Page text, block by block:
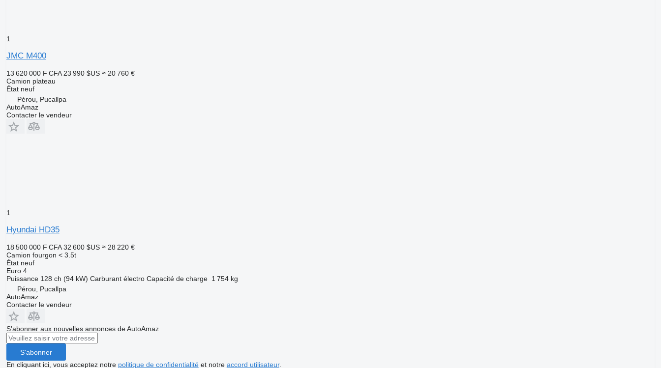
1
JMC M400
13 620 000 F CFA 23 990 $US ≈ 20 760 €
Camion plateau
Étatneuf
Pérou, Pucallpa
AutoAmaz
Contacter le vendeur
1
Hyundai HD35
18 500 000 F CFA 32 600 $US ≈ 28 220 €
Camion fourgon < 3.5t
Étatneuf
Euro 4
Puissance 128 ch (94 kW) Carburant électro Capacité de charge 1 754 kg
Pérou, Pucallpa
AutoAmaz
Contacter le vendeur
S'abonner aux nouvelles annonces de AutoAmaz
S'abonner
En cliquant ici, vous acceptez notre politique de confidentialitéet notre accord utilisateur.